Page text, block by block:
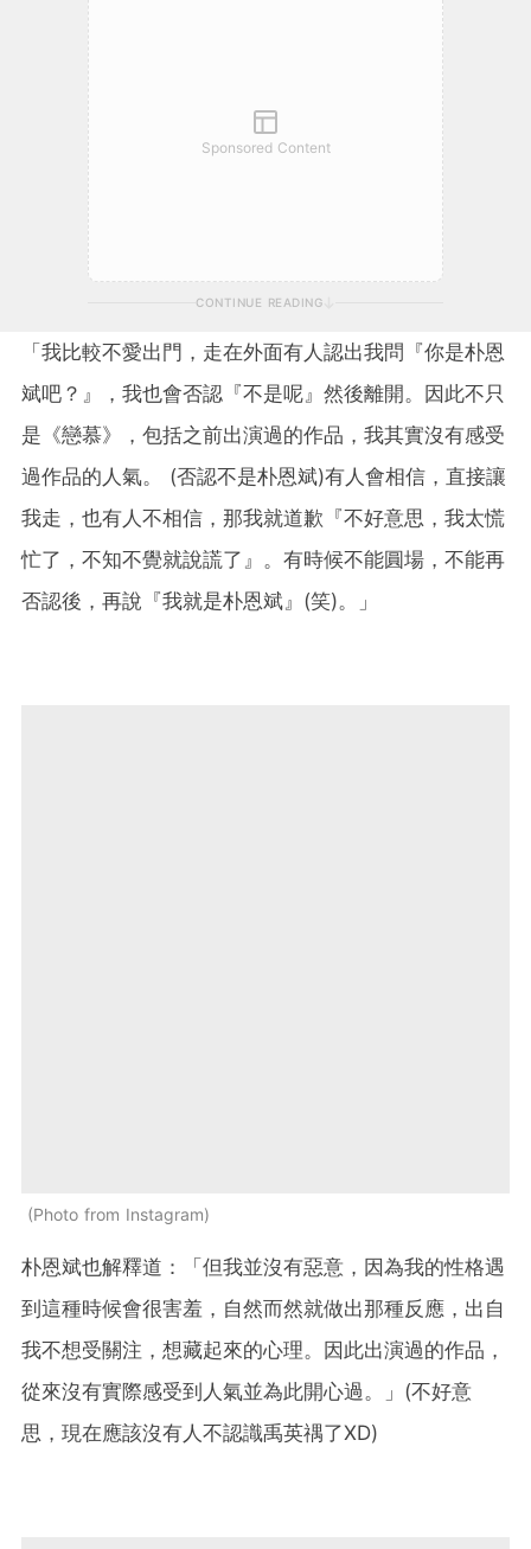
Sponsored Content
CONTINUE READING
「我比較不愛出門，走在外面有人認出我問『你是朴恩
斌吧？』，我也會否認『不是呢』然後離開。因此不只
是《戀慕》，包括之前出演過的作品，我其實沒有感受
過作品的人氣。 (否認不是朴恩斌)有人會相信，直接讓
我走，也有人不相信，那我就道歉『不好意思，我太慌
忙了，不知不覺就說謊了』。有時候不能圓場，不能再
否認後，再說『我就是朴恩斌』(笑)。」
Photo from Instagram
朴恩斌也解釋道：「但我並沒有惡意，因為我的性格遇
到這種時候會很害羞，自然而然就做出那種反應，出自
我不想受關注，想藏起來的心理。因此出演過的作品，
從來沒有實際感受到人氣並為此開心過。」(不好意
思，現在應該沒有人不認識禹英禑了XD)